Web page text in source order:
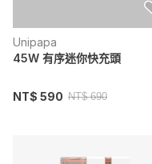
Unipapa
45W 有序迷你快充頭
NT$ 590 NT$ 690